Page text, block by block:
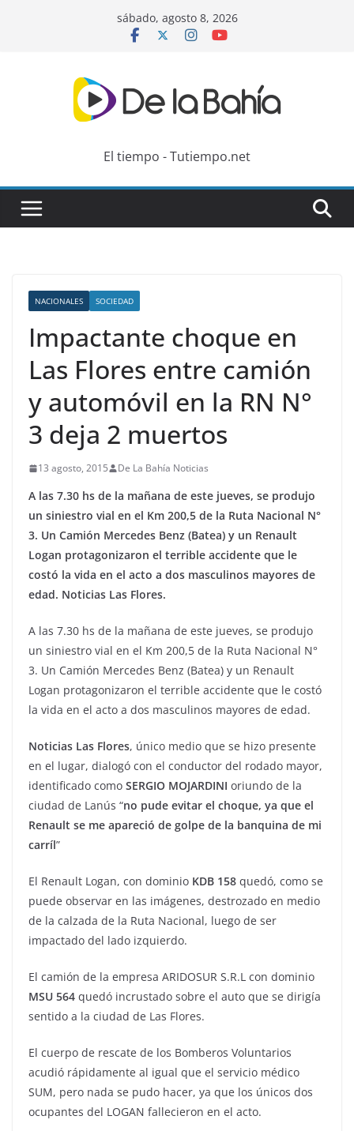
sábado, agosto 8, 2026
El tiempo - Tutiempo.net
NACIONALES SOCIEDAD
Impactante choque en
Las Flores entre camión
y automóvil en la RN N°
3 deja 2 muertos
13 agosto, 2015 De La Bahía Noticias
A las 7.30 hs de la mañana de este jueves, se produjo
un siniestro vial en el Km 200,5 de la Ruta Nacional N°
3. Un Camión Mercedes Benz (Batea) y un Renault
Logan protagonizaron el terrible accidente que le
costó la vida en el acto a dos masculinos mayores de
edad. Noticias Las Flores.
A las 7.30 hs de la mañana de este jueves, se produjo
un siniestro vial en el Km 200,5 de la Ruta Nacional N°
3. Un Camión Mercedes Benz (Batea) y un Renault
Logan protagonizaron el terrible accidente que le costó
la vida en el acto a dos masculinos mayores de edad.
Noticias Las Flores, único medio que se hizo presente
en el lugar, dialogó con el conductor del rodado mayor,
identificado como SERGIO MOJARDINI oriundo de la
ciudad de Lanús “no pude evitar el choque, ya que el
Renault se me apareció de golpe de la banquina de mi
carríl”
El Renault Logan, con dominio KDB 158 quedó, como se
puede observar en las imágenes, destrozado en medio
de la calzada de la Ruta Nacional, luego de ser
impactado del lado izquierdo.
El camión de la empresa ARIDOSUR S.R.L con dominio
MSU 564 quedó incrustado sobre el auto que se dirigía
sentido a la ciudad de Las Flores.
El cuerpo de rescate de los Bomberos Voluntarios
acudió rápidamente al igual que el servicio médico
SUM, pero nada se pudo hacer, ya que los únicos dos
ocupantes del LOGAN fallecieron en el acto.